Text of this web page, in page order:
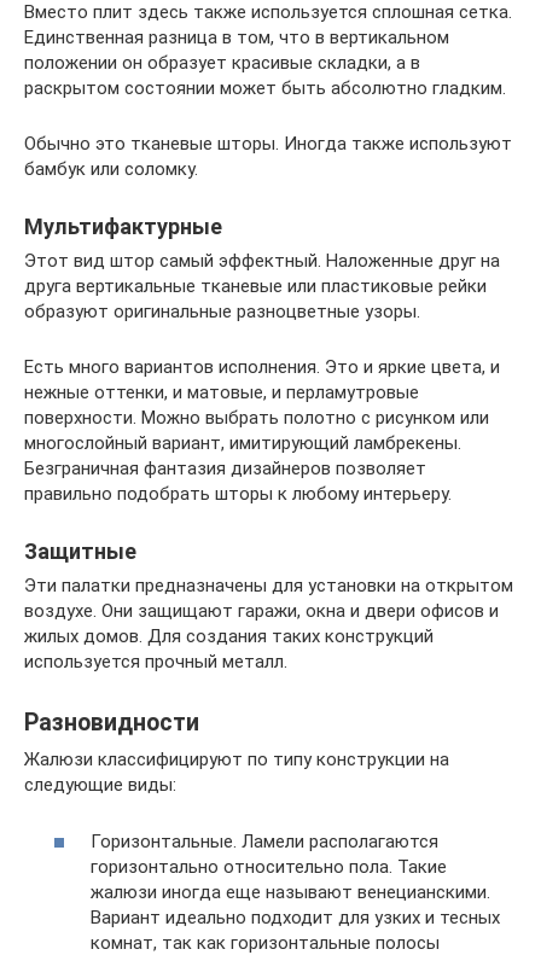
Вместо плит здесь также используется сплошная сетка.
Единственная разница в том, что в вертикальном
положении он образует красивые складки, а в
раскрытом состоянии может быть абсолютно гладким.
Обычно это тканевые шторы. Иногда также используют
бамбук или соломку.
Мультифактурные
Этот вид штор самый эффектный. Наложенные друг на
друга вертикальные тканевые или пластиковые рейки
образуют оригинальные разноцветные узоры.
Есть много вариантов исполнения. Это и яркие цвета, и
нежные оттенки, и матовые, и перламутровые
поверхности. Можно выбрать полотно с рисунком или
многослойный вариант, имитирующий ламбрекены.
Безграничная фантазия дизайнеров позволяет
правильно подобрать шторы к любому интерьеру.
Защитные
Эти палатки предназначены для установки на открытом
воздухе. Они защищают гаражи, окна и двери офисов и
жилых домов. Для создания таких конструкций
используется прочный металл.
Разновидности
Жалюзи классифицируют по типу конструкции на
следующие виды:
Горизонтальные. Ламели располагаются
горизонтально относительно пола. Такие
жалюзи иногда еще называют венецианскими.
Вариант идеально подходит для узких и тесных
комнат, так как горизонтальные полосы